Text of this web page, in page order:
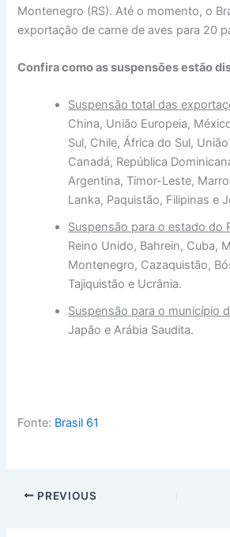
Montenegro (RS). Até o momento, o
exportação de carne de aves para 20
Confira como as suspensões estão
Suspensão total das
China, União Europeia,
Sul, Chile, África do Sul,
Canadá, República
Argentina, Timor-Leste,
Lanka, Paquistão, Filipinas e
Suspensão para o estado do
Reino Unido, Bahrein, Cuba,
Montenegro, Cazaquistão,
Tajiquistão e Ucrânia.
Suspensão para o município
Japão e Arábia Saudita.
Fonte: Brasil 61
PREVIOUS